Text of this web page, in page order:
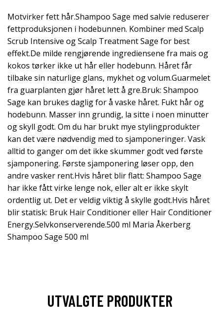
Motvirker fett hår.Shampoo Sage med salvie reduserer
fettproduksjonen i hodebunnen. Kombiner med Scalp
Scrub Intensive og Scalp Treatment Sage for best
effekt.De milde rengjørende ingrediensene fra mais og
kokos tørker ikke ut hår eller hodebunn. Håret får
tilbake sin naturlige glans, mykhet og volum.Guarmelet
fra guarplanten gjør håret lett å gre.Bruk: Shampoo
Sage kan brukes daglig for å vaske håret. Fukt hår og
hodebunn. Masser inn grundig, la sitte i noen minutter
og skyll godt. Om du har brukt mye stylingprodukter
kan det være nødvendig med to sjamponeringer. Vask
alltid to ganger om det ikke skummer godt ved første
sjamponering. Første sjamponering løser opp, den
andre vasker rent.Hvis håret blir flatt: Shampoo Sage
har ikke fått virke lenge nok, eller alt er ikke skylt
ordentlig ut. Det er veldig viktig å skylle godt.Hvis håret
blir statisk: Bruk Hair Conditioner eller Hair Conditioner
Energy.Selvkonserverende.500 ml Maria Åkerberg
Shampoo Sage 500 ml
UTVALGTE PRODUKTER